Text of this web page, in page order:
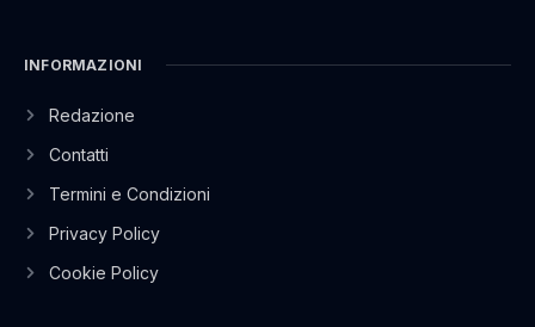
INFORMAZIONI
Redazione
Contatti
Termini e Condizioni
Privacy Policy
Cookie Policy